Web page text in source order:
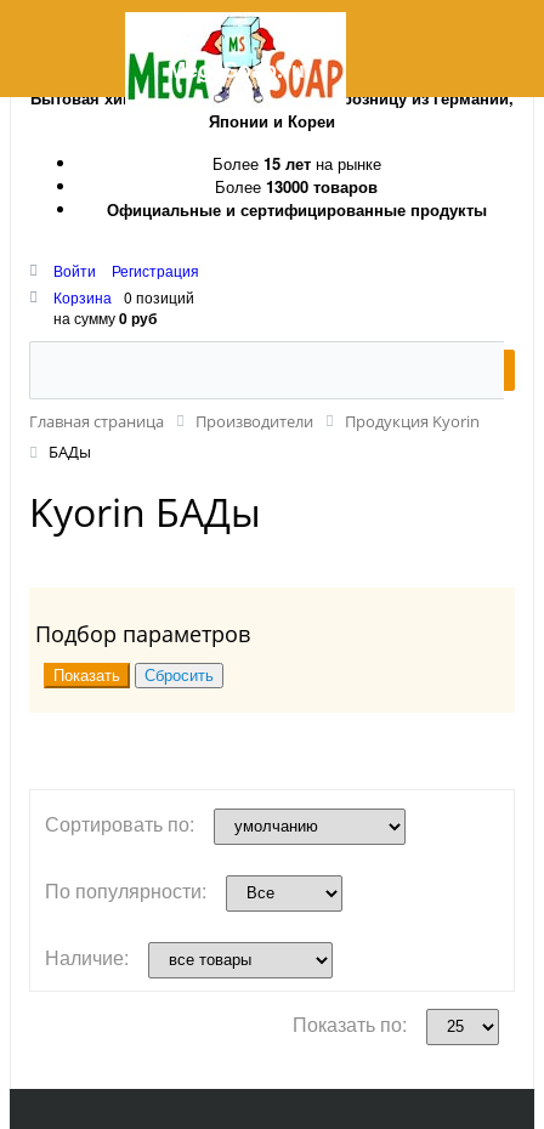
MegaSoap.ru
Бытовая химия и косметика оптом и в розницу из Германии,
Японии и Кореи
Более 15 летна рынке
Более 13000 товаров
Официальные и сертифицированные продукты
Войти
Регистрация
Корзина
0 позиций
на сумму0 руб
Главная страница Производители
Продукция Kyorin
БАДы
Kyorin БАДы
Подбор параметров
Сортировать по:
По популярности:
Наличие:
Показать по: